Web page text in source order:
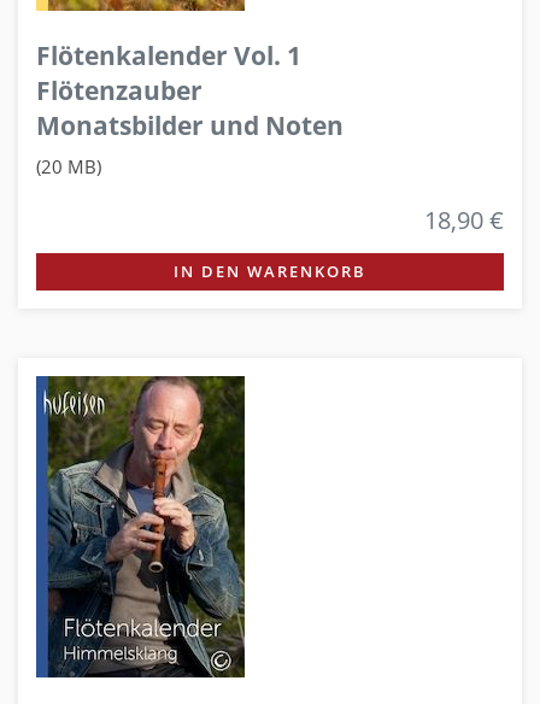
Flötenkalender Vol. 1
Flötenzauber
Monatsbilder und Noten
(20 MB)
18,90 €
IN DEN WARENKORB